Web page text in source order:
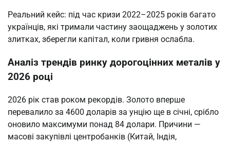
Реальний кейс: під час кризи 2022–2025 років багато
українців, які тримали частину заощаджень у золотих
злитках, зберегли капітал, коли гривня ослабла.
Аналіз трендів ринку дорогоцінних металів у
2026 році
2026 рік став роком рекордів. Золото вперше
перевалило за 4600 доларів за унцію ще в січні, срібло
оновило максимуми понад 84 долари. Причини —
масові закупівлі центробанків (Китай, Індія,